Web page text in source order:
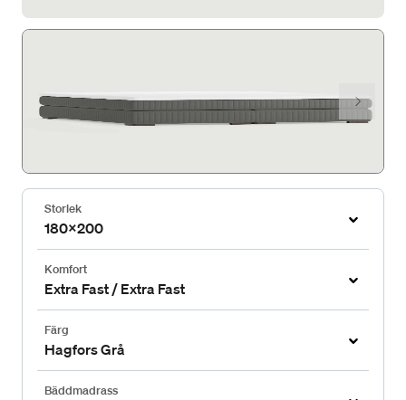
Storlek
180x200
Komfort
Extra Fast / Extra Fast
Färg
Hagfors Grå
Bäddmadrass